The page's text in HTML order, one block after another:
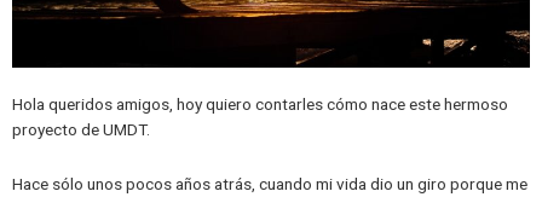
Hola queridos amigos, hoy quiero contarles cómo nace este hermoso
proyecto de UMDT.
Hace sólo unos pocos años atrás, cuando mi vida dio un giro porque me